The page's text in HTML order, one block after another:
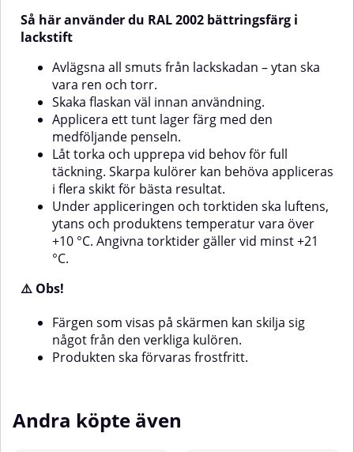
skärmen kan skilja sig något från
den verkliga kulören. Produkten
Obs!Färgen som visas på
ska förvaras frostfritt.
Så här använder du RAL 2002 bättringsfärg i
lackstift
Avlägsna all smuts från lackskadan – ytan ska
vara ren och torr.
Skaka flaskan väl innan användning.
Applicera ett tunt lager färg med den
medföljande penseln.
Låt torka och upprepa vid behov för full
täckning. Skarpa kulörer kan behöva appliceras
i flera skikt för bästa resultat.
Under appliceringen och torktiden ska luftens,
ytans och produktens temperatur vara över
+10 °C. Angivna torktider gäller vid minst +21
°C.
⚠️ Obs!
Färgen som visas på skärmen kan skilja sig
något från den verkliga kulören.
Produkten ska förvaras frostfritt.
Andra köpte även